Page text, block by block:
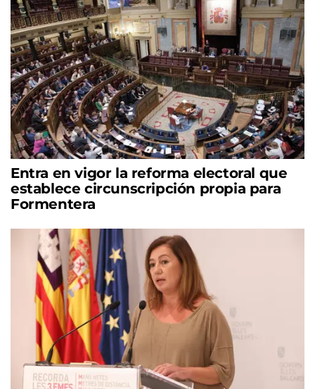
Entra en vigor la reforma electoral que
establece circunscripción propia para
Formentera